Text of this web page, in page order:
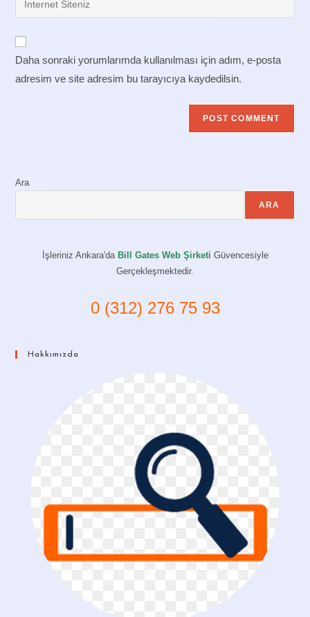
comment
address
your
URL
(optional)
Daha sonraki yorumlarımda kullanılması için adım, e-posta
adresim ve site adresim bu tarayıcıya kaydedilsin.
Ara
ARA
İşleriniz Ankara'da Bill Gates Web Şirketi Güvencesiyle
Gerçekleşmektedir.
0 (312) 276 75 93
Hakkımızda